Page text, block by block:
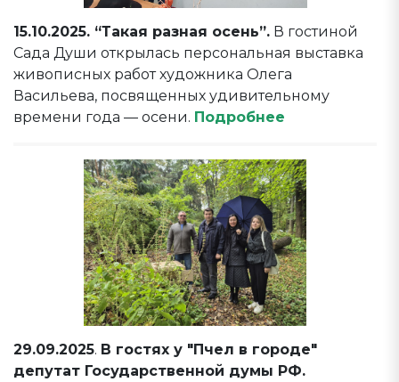
15.10.2025. “Такая разная осень”. В гостиной
Сада Души открылась персональная выставка
живописных работ художника Олега
Васильева, посвященных удивительному
времени года — осени. Подробнее
29.09.2025. В гостях у "Пчел в городе"
депутат Государственной думы РФ.